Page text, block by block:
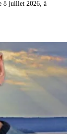
8 juillet 2026, à